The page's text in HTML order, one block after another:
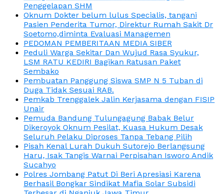
Penggelapan SHM
Oknum Dokter belum lulus Specialis, tangani
Pasien Penderita Tumor, Direktur Rumah Sakit Dr
Soetomo,diminta Evaluasi Managemen
PEDOMAN PEMBERITAAN MEDIA SIBER
Peduli Warga Sekitar Dan Wujud Rasa Syukur,
LSM RATU KEDIRI Bagikan Ratusan Paket
Sembako
Pembuatan Panggung Siswa SMP N 5 Tuban di
Duga Tidak Sesuai RAB.
Pemkab Trenggalek Jalin Kerjasama dengan FISIP
Unair
Pemuda Bandung Tulungagung Babak Belur
Dikeroyok Oknum Pesilat, Kuasa Hukum Desak
Seluruh Pelaku Diproses Tanpa Tebang Pilih
Pisah Kenal Lurah Dukuh Sutorejo Berlangsung
Haru, Isak Tangis Warnai Perpisahan Isworo Andik
Sucahyo
Polres Jombang Patut Di Beri Apresiasi Karena
Berhasil Bongkar Sindikat Mafia Solar Subsidi